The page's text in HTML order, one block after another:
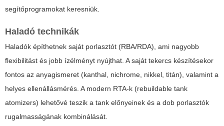
segítőprogramokat keresniük.
Haladó technikák
Haladók építhetnek saját porlasztót (RBA/RDA), ami nagyobb
flexibilitást és jobb ízélményt nyújthat. A saját tekercs készítésekor
fontos az anyagismeret (kanthal, nichrome, nikkel, titán), valamint a
helyes ellenállásmérés. A modern RTA-k (rebuildable tank
atomizers) lehetővé teszik a tank előnyeinek és a dob porlasztók
rugalmasságának kombinálását.